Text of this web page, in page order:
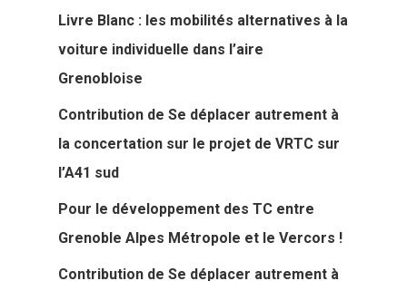
Livre Blanc : les mobilités alternatives à la
voiture individuelle dans l’aire
Grenobloise
Contribution de Se déplacer autrement à
la concertation sur le projet de VRTC sur
l’A41 sud
Pour le développement des TC entre
Grenoble Alpes Métropole et le Vercors !
Contribution de Se déplacer autrement à